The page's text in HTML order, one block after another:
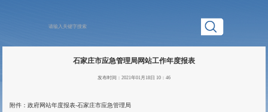
石家庄市应急管理局网站工作年度报表
发布时间：2021年01月18日 10：46
附件：政府网站年度报表-石家庄市应急管理局